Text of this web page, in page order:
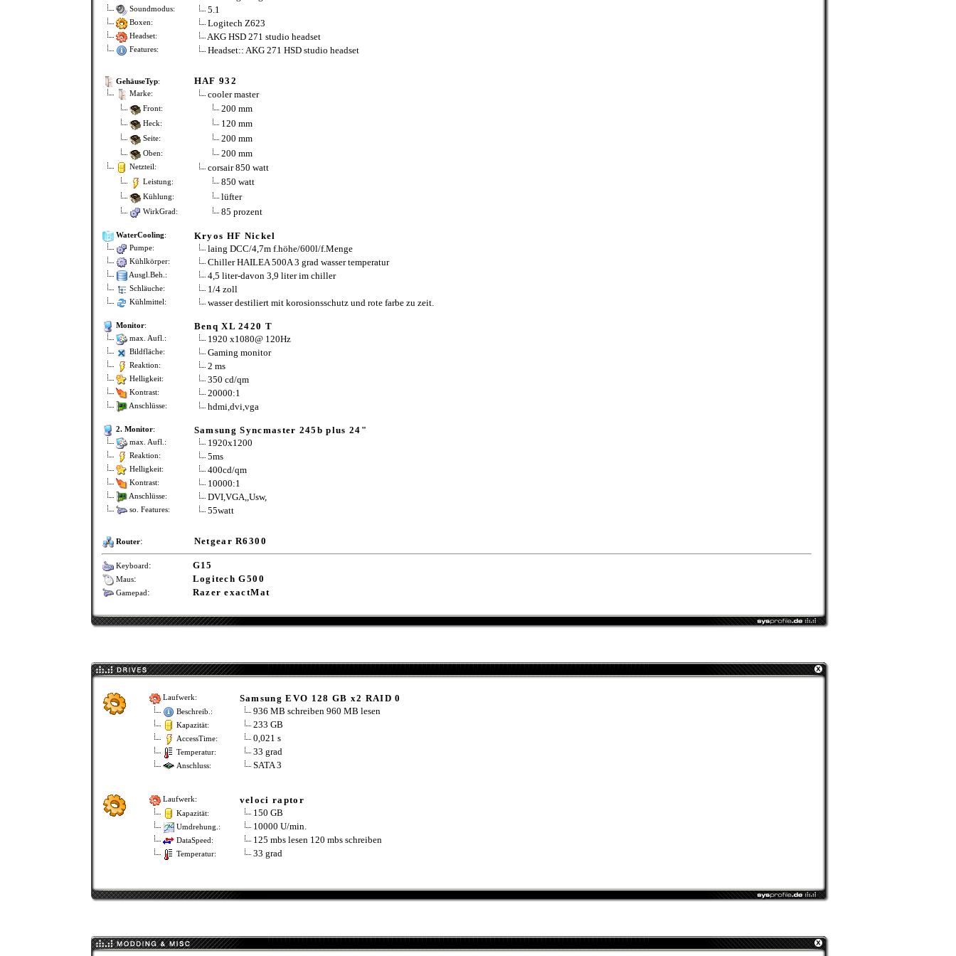
Soundmodus: 5.1
Boxen: Logitech Z623
Headset: AKG HSD 271 studio headset
Features: Headset:: AKG 271 HSD studio headset
GehäuseTyp: HAF 932
Marke: cooler master
Front: 200 mm
Heck: 120 mm
Seite: 200 mm
Oben: 200 mm
Netzteil: corsair 850 watt
Leistung: 850 watt
Kühlung: lüfter
WirkGrad: 85 prozent
WaterCooling: Kryos HF Nickel
Pumpe: laing DCC/4,7m f.höhe/600l/f.Menge
Kühlkörper: Chiller HAILEA 500A 3 grad wasser temperatur
Ausgl.Beh.: 4,5 liter-davon 3,9 liter im chiller
Schläuche: 1/4 zoll
Kühlmittel: wasser destiliert mit korosionsschutz und rote farbe zu zeit.
Monitor: Benq XL 2420 T
max. Aufl.: 1920 x1080@ 120Hz
Bildfläche: Gaming monitor
Reaktion: 2 ms
Helligkeit: 350 cd/qm
Kontrast: 20000:1
Anschlüsse: hdmi,dvi,vga
2. Monitor: Samsung Syncmaster 245b plus 24"
max. Aufl.: 1920x1200
Reaktion: 5ms
Helligkeit: 400cd/qm
Kontrast: 10000:1
Anschlüsse: DVI,VGA,,Usw,
so. Features: 55watt
Router: Netgear R6300
Keyboard: G15
Maus: Logitech G500
Gamepad: Razer exactMat
Laufwerk: Samsung EVO 128 GB x2 RAID 0
Beschreib.: 936 MB schreiben 960 MB lesen
Kapazität: 233 GB
AccessTime: 0,021 s
Temperatur: 33 grad
Anschluss: SATA 3
Laufwerk: veloci raptor
Kapazität: 150 GB
Umdrehung.: 10000 U/min.
DataSpeed: 125 mbs lesen 120 mbs schreiben
Temperatur: 33 grad